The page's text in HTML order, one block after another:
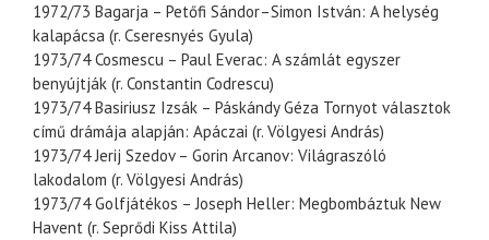
1972/73 Bagarja – Petőfi Sándor–Simon István: A helység
kalapácsa (r. Cseresnyés Gyula)
1973/74 Cosmescu – Paul Everac: A számlát egyszer
benyújtják (r. Constantin Codrescu)
1973/74 Basiriusz Izsák – Páskándy Géza Tornyot választok
című drámája alapján: Apáczai (r. Völgyesi András)
1973/74 Jerij Szedov – Gorin Arcanov: Világraszóló
lakodalom (r. Völgyesi András)
1973/74 Golfjátékos – Joseph Heller: Megbombáztuk New
Havent (r. Seprődi Kiss Attila)